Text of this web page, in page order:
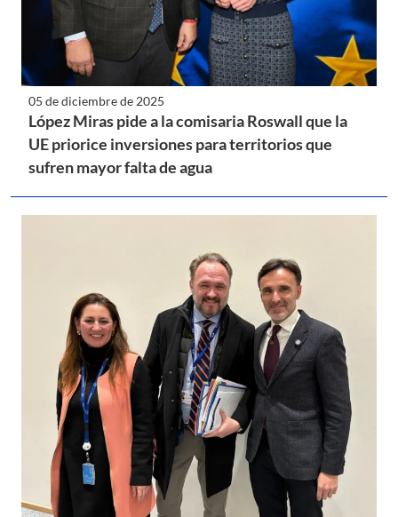
05 de diciembre de 2025
López Miras pide a la comisaria Roswall que la
UE priorice inversiones para territorios que
sufren mayor falta de agua